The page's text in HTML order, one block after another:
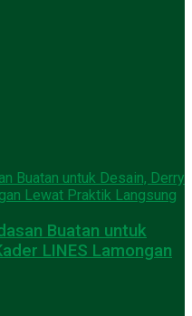
Buatan untuk
LINES Lamongan